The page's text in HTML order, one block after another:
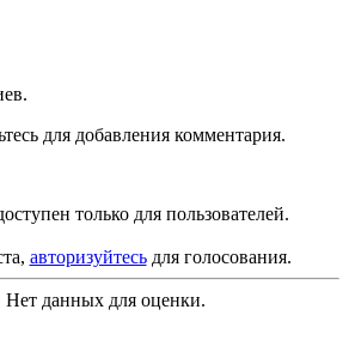
для добавления комментария.
только для пользователей.
авторизуйтесьдля голосования.
Нет данных для оценки.